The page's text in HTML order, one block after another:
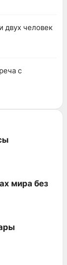
двух человек
с
мира без